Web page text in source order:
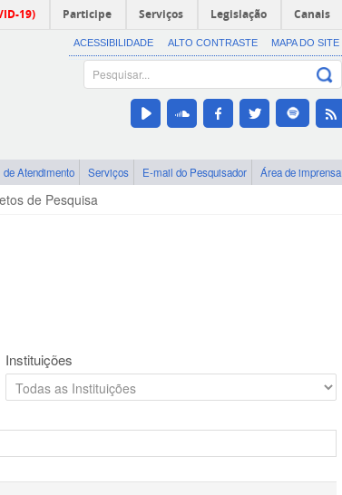
19) Participe Serviços Legislação Canais
ACESSIBILIDADE ALTO CONTRASTE MAPA DO SITE
de Atendimento Serviços E-mail do Pesquisador Área de imprensa
de Pesquisa
Instituições